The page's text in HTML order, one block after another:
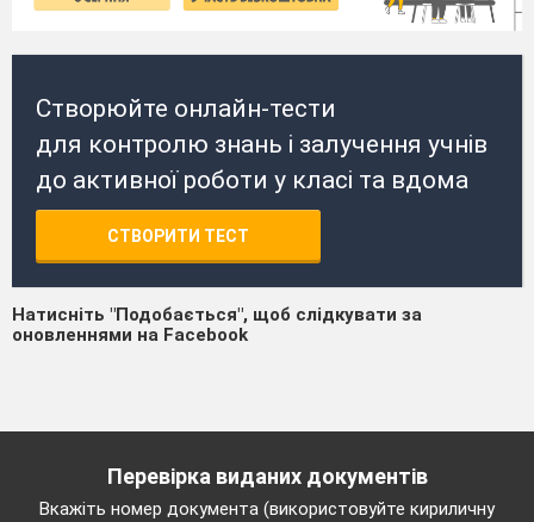
Створюйте онлайн-тести
для контролю знань і залучення учнів
до активної роботи у класі та вдома
СТВОРИТИ ТЕСТ
Натисніть "Подобається", щоб слідкувати за
оновленнями на Facebook
Перевірка виданих документів
Вкажіть номер документа (використовуйте кириличну